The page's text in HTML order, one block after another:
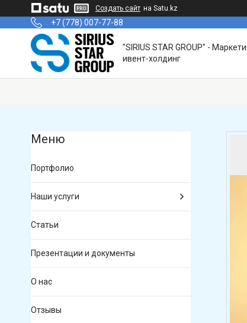
Создать сайт на Satu.kz
+7 (778) 007-77-88
"SIRIUS STAR GROUP" -
ивент-холдинг
Портфолио
Наши услуги
Статьи
Презентации и документы
О нас
Отзывы